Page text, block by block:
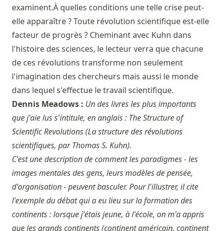
examinent.À quelles conditions une telle crise peut-
elle apparaître ? Toute révolution scientifique est-elle
facteur de progrès ? Cheminant avec Kuhn dans
l'histoire des sciences, le lecteur verra que chacune
de ces révolutions transforme non seulement
l'imagination des chercheurs mais aussi le monde
dans lequel s'effectue le travail scientifique.
Dennis Meadows : Un des livres les plus importants
que j'aie lus s'intitule, en anglais : The Structure of
Scientific Revolutions (La structure des révolutions
scientifiques, par Thomas S. Kuhn).
C'est une description de comment les paradigmes - les
images mentales des gens, leurs modèles de pensée,
d'organisation - peuvent basculer. Pour l'illustrer, il cite
l'exemple du débat qui a eu lieu sur la formation des
continents : lorsque j'étais jeune, à l'école, on m'a appris
que les grands continents (continent américain, continent